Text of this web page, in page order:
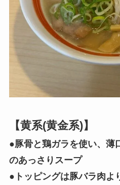
【黄系(黄金系)】
●豚骨と鶏ガラを使い、薄
のあっさりスープ
●トッピングは豚バラ肉よ